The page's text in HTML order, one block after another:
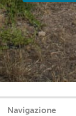
Navigazione